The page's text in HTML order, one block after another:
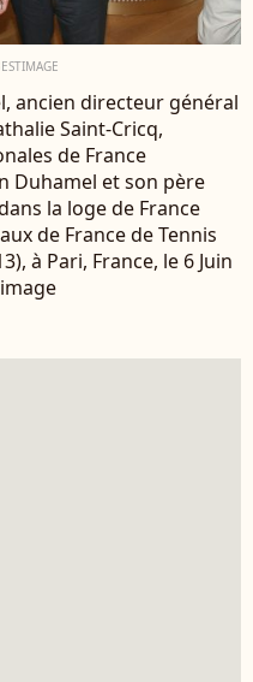
ancien directeur général
Saint-Cricq,
de France
Duhamel et son père
la loge de France
de France de Tennis
à Pari, France, le 6 Juin